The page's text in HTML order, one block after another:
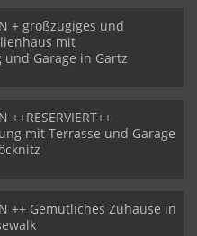
+ großzügiges und
mit
Garage in Gartz
++RESERVIERT++
mit Terrasse und Garage
++ Gemütliches Zuhause in